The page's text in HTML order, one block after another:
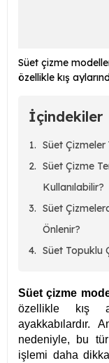
Süet çizme
özellikle kış
İçindekiler
Süet Çizmeler
Süet Çizme
Kullanılabilir?
Süet
Önlenir?
Süet Topuklu
Süet çizme
özellikle kış
ayakkabılardır.
nedeniyle, bu
işlemi daha